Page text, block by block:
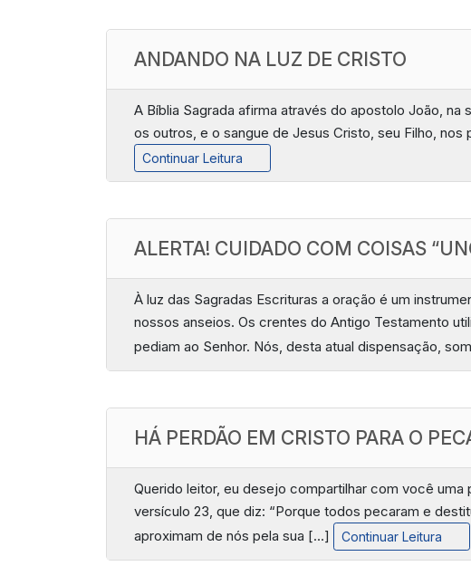
ANDANDO NA LUZ DE CRISTO
A Bíblia Sagrada afirma através do apostolo João,
os outros, e o sangue de Jesus Cristo, seu Filho,
Continuar Leitura
ALERTA! CUIDADO COM COISAS
À luz das Sagradas Escrituras a oração é um
nossos anseios. Os crentes do Antigo Testamento
pediam ao Senhor. Nós, desta atual dispensação,
HÁ PERDÃO EM CRISTO PARA O
Querido leitor, eu desejo compartilhar com você
versículo 23, que diz: “Porque todos pecaram e
aproximam de nós pela sua […]
Continuar Leitura